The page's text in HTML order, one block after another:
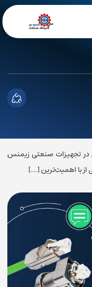
در تجهیزات صنعتی زیمنس